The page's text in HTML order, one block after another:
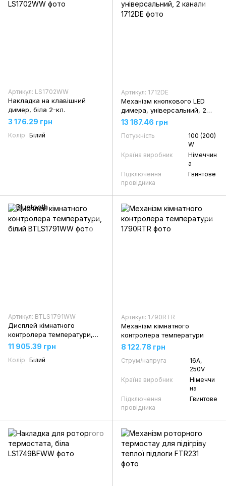
Артикул: LS1702WW
Накладка на клавішний
димер, біла 2-кл.
3 176.29 грн
Колір Білий
Артикул: 1712DE
Механізм кнопкового LED
димера, універсальний, 2
канали
13 187.46 грн
Потужність
100 (200)
W
Країна виробник
Німеччин
а
Підключення
провідника
Гвинтове
Артикул: BTLS1791WW
Дисплей кімнатного
контролера температури,
білий
11 905.39 грн
Колір Білий
Артикул: 1790RTR
Механізм кімнатного
контролера температури
8 122.78 грн
Струм/напруга
16А,
250V
Країна виробник
Німеччи
на
Підключення
провідника
Гвинтове